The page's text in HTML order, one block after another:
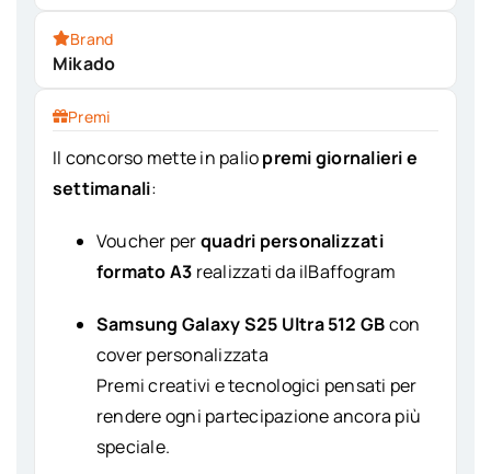
Brand
Mikado
Premi
Il concorso mette in paliopremi giornalieri e
settimanali:
Voucher perquadri personalizzati
formato A3 realizzati da ilBaffogram
Samsung Galaxy S25 Ultra 512 GBcon
cover personalizzata
Premi creativi e tecnologici pensati per
rendere ogni partecipazione ancora più
speciale.